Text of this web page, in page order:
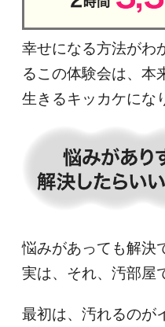
幸せになる方法がわ
るこの体験会は、本
生きるキッカケにな
悩みがあっても解
実は、それ、汚部屋
最初は、汚れるのが